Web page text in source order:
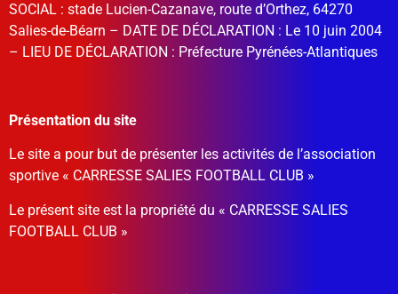
SOCIAL : stade Lucien-Cazanave, route d’Orthez, 64270
Salies-de-Béarn – DATE DE DÉCLARATION : Le 10 juin 2004
– LIEU DE DÉCLARATION : Préfecture Pyrénées-Atlantiques
Présentation du site
Le site a pour but de présenter les activités de l’association
sportive « CARRESSE SALIES FOOTBALL CLUB »
Le présent site est la propriété du « CARRESSE SALIES
FOOTBALL CLUB »